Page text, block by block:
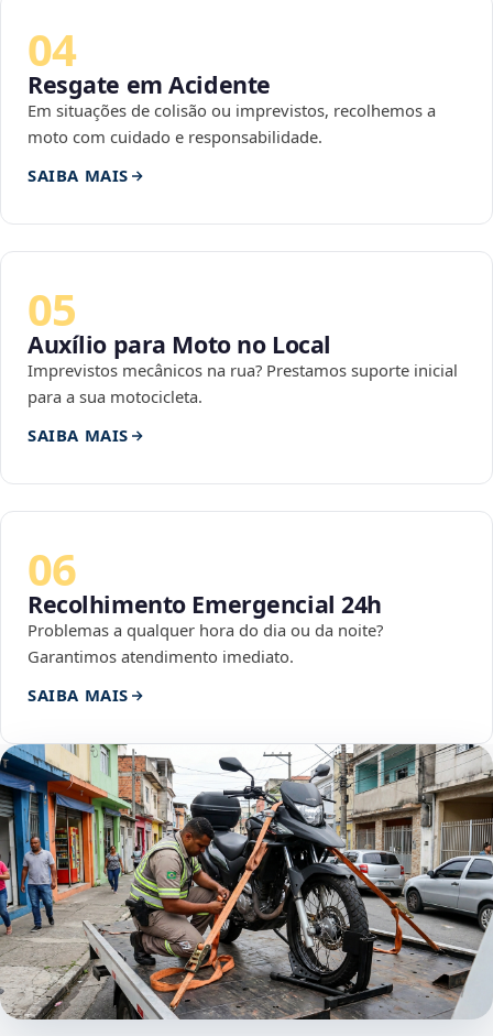
04
Resgate em Acidente
Em situações de colisão ou imprevistos, recolhemos a
moto com cuidado e responsabilidade.
SAIBA MAIS
05
Auxílio para Moto no Local
Imprevistos mecânicos na rua? Prestamos suporte inicial
para a sua motocicleta.
SAIBA MAIS
06
Recolhimento Emergencial 24h
Problemas a qualquer hora do dia ou da noite?
Garantimos atendimento imediato.
SAIBA MAIS